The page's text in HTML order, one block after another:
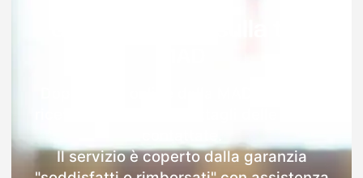
Il servizio è coperto dalla garanzia